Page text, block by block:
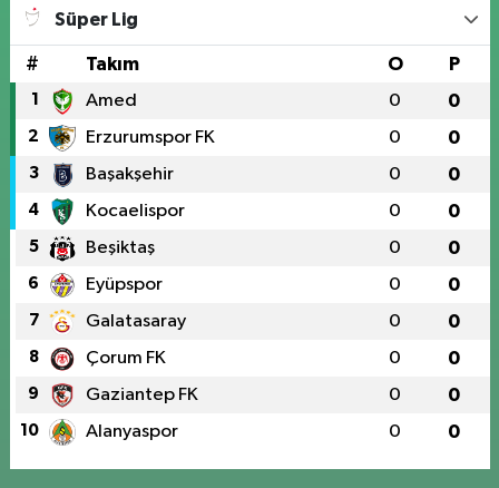
Süper Lig
# Takım O P
1 Amed 0 0
2 Erzurumspor FK 0 0
3 Başakşehir 0 0
4 Kocaelispor 0 0
5 Beşiktaş 0 0
6 Eyüpspor 0 0
7 Galatasaray 0 0
8 Çorum FK 0 0
9 Gaziantep FK 0 0
10 Alanyaspor 0 0